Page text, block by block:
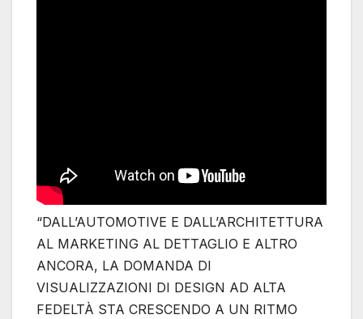
“DALL’AUTOMOTIVE E DALL’ARCHITETTURA
AL MARKETING AL DETTAGLIO E ALTRO
ANCORA, LA DOMANDA DI
VISUALIZZAZIONI DI DESIGN AD ALTA
FEDELTÀ STA CRESCENDO A UN RITMO